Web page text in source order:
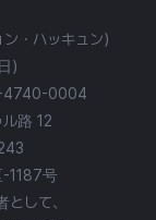
・ハッキュン）
）
4740-0004
路 12
1187号
して、